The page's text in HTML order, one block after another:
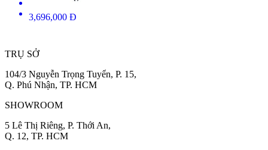
3,696,000 Đ
TRỤ SỞ
104/3 Nguyễn Trọng Tuyển, P. 15,
Q. Phú Nhận, TP. HCM
SHOWROOM
5 Lê Thị Riêng, P. Thới An,
Q. 12, TP. HCM